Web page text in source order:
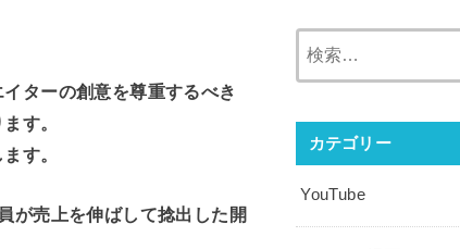
ターの創意を尊重するべき
す。
す。
が売上を伸ばして捻出した開
カテゴリー
YouTube